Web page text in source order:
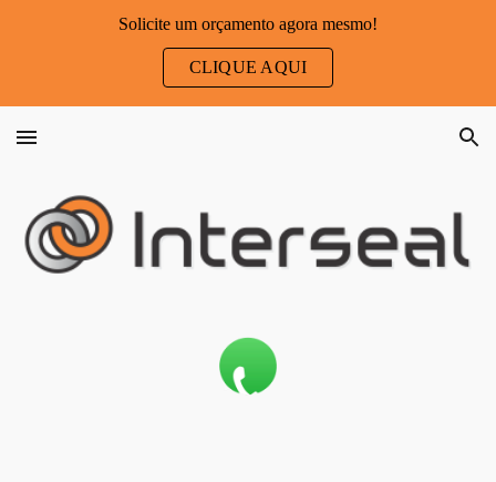
Solicite um orçamento agora mesmo!
CLIQUE AQUI